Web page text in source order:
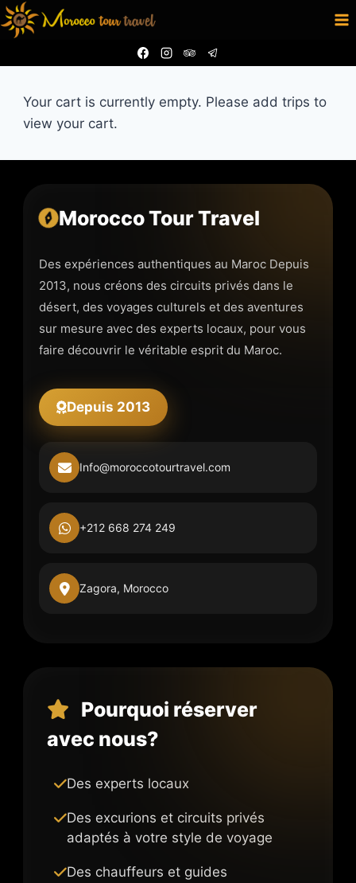
Skip
to
Your cart is currently empty. Please add trips to
view your cart.
Morocco Tour Travel
Des expériences authentiques au Maroc Depuis
2013, nous créons des circuits privés dans le
désert, des voyages culturels et des aventures
sur mesure avec des experts locaux, pour vous
faire découvrir le véritable esprit du Maroc.
Depuis 2013
Info@moroccotourtravel.com
+212 668 274 249
Zagora, Morocco
Pourquoi réserver
avec nous?
Des experts locaux
Des excurions et circuits privés
adaptés à votre style de voyage
Des chauffeurs et guides